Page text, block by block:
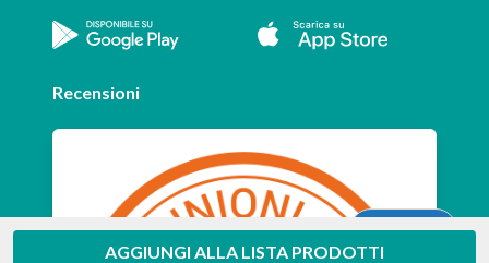
AGGIUNGI ALLA LISTA PRODOTTI
Recensioni
Aiuto